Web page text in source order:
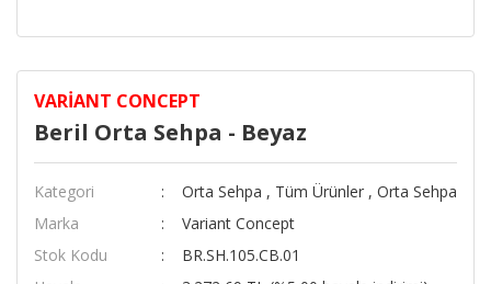
VARIANT CONCEPT
Beril Orta Sehpa - Beyaz
Kategori Orta Sehpa , Tüm Ürünler , Orta Sehpa
Marka
Variant Concept
Stok Kodu
BR.SH.105.CB.01